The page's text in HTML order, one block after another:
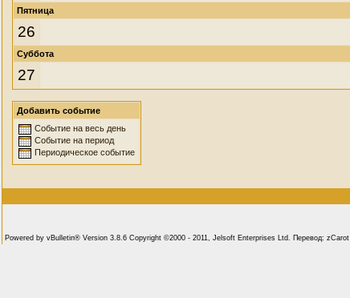
Пятница
26
Суббота
27
Добавить событие
Событие на весь день
Событие на период
Периодическое событие
Powered by vBulletin® Version 3.8.6 Copyright ©2000 - 2011, Jelsoft Enterprises Ltd. Перевод: zCarot